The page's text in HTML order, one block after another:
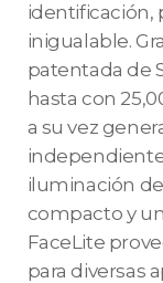
identificación,
inigualable.
patentada de
hasta con
a su vez
iluminación
compacto y
FaceLite
para diversas